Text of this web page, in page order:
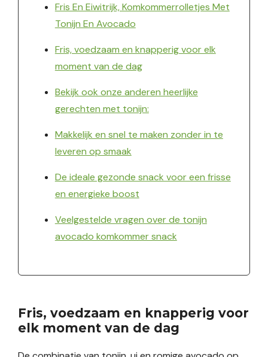
Fris En Eiwitrijk, Komkommerrolletjes Met
Tonijn En Avocado
Fris, voedzaam en knapperig voor elk
moment van de dag
Bekijk ook onze anderen heerlijke
gerechten met tonijn:
Makkelijk en snel te maken zonder in te
leveren op smaak
De ideale gezonde snack voor een frisse
en energieke boost
Veelgestelde vragen over de tonijn
avocado komkommer snack
Fris, voedzaam en knapperig voor
elk moment van de dag